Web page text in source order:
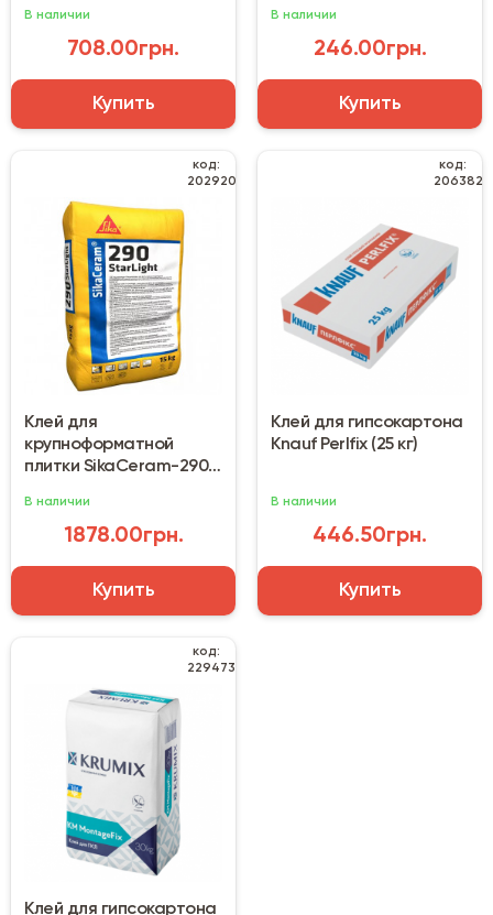
В наличии
708.00грн.
Купить
В наличии
246.00грн.
Купить
код:
202920
Клей для
крупноформатной
плитки SikaCeram-290
В наличии
1878.00грн.
Купить
код:
206382
Клей для гипсокартона
Knauf Perlfix (25 кг)
В наличии
446.50грн.
Купить
код:
229473
Клей для гипсокартона